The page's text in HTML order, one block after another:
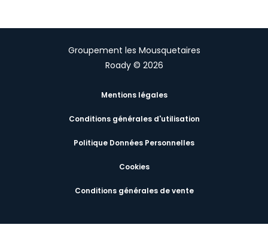
Groupement les Mousquetaires
Roady © 2026
Mentions légales
Conditions générales d'utilisation
Politique Données Personnelles
Cookies
Conditions générales de vente